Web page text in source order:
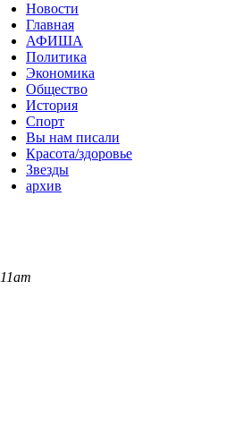
Новости
Главная
АФИША
Политика
Экономика
Общество
История
Спорт
Вы нам писали
Красота/здоровье
Звезды
архив